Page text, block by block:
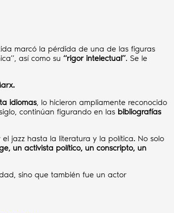
marcó la pérdida de una de las figuras
así como su “rigor intelectual”. Se le
idiomas, lo hicieron ampliamente reconocido
continúan figurando en las bibliografías
jazz hasta la literatura y la política. No solo
un activista político, un conscripto, un
sino que también fue un actor